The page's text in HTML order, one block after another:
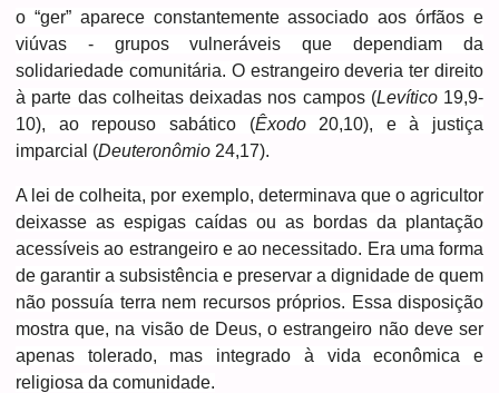
o “ger” aparece constantemente associado aos órfãos e
viúvas - grupos vulneráveis que dependiam da
solidariedade comunitária. O estrangeiro deveria ter direito
à parte das colheitas deixadas nos campos (Levítico19,9-
10), ao repouso sabático (Êxodo 20,10), e à justiça
imparcial (Deuteronômio 24,17).
A lei de colheita, por exemplo, determinava que o agricultor
deixasse as espigas caídas ou as bordas da plantação
acessíveis ao estrangeiro e ao necessitado. Era uma forma
de garantir a subsistência e preservar a dignidade de quem
não possuía terra nem recursos próprios. Essa disposição
mostra que, na visão de Deus, o estrangeiro não deve ser
apenas tolerado, mas integrado à vida econômica e
religiosa da comunidade.